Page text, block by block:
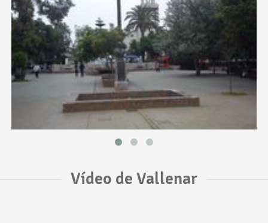
Vídeo de Vallenar